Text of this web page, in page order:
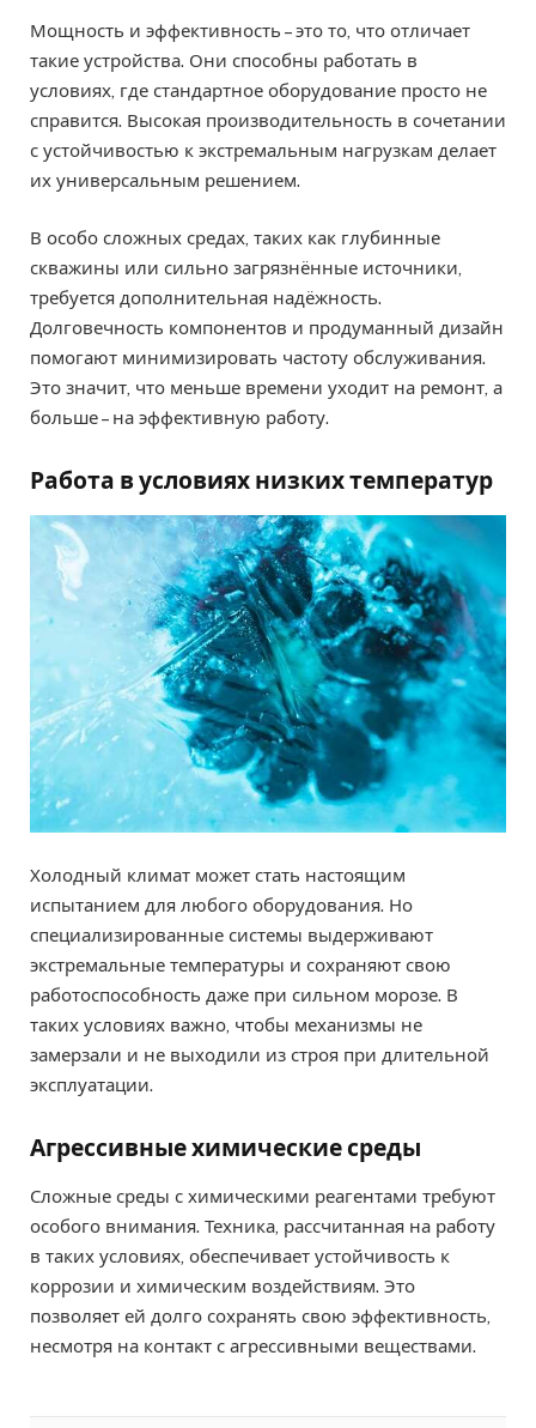
Мощность и эффективность – это то, что отличает
такие устройства. Они способны работать в
условиях, где стандартное оборудование просто не
справится. Высокая производительность в сочетании
с устойчивостью к экстремальным нагрузкам делает
их универсальным решением.
В особо сложных средах, таких как глубинные
скважины или сильно загрязнённые источники,
требуется дополнительная надёжность.
Долговечность компонентов и продуманный дизайн
помогают минимизировать частоту обслуживания.
Это значит, что меньше времени уходит на ремонт, а
больше – на эффективную работу.
Работа в условиях низких температур
Холодный климат может стать настоящим
испытанием для любого оборудования. Но
специализированные системы выдерживают
экстремальные температуры и сохраняют свою
работоспособность даже при сильном морозе. В
таких условиях важно, чтобы механизмы не
замерзали и не выходили из строя при длительной
эксплуатации.
Агрессивные химические среды
Сложные среды с химическими реагентами требуют
особого внимания. Техника, рассчитанная на работу
в таких условиях, обеспечивает устойчивость к
коррозии и химическим воздействиям. Это
позволяет ей долго сохранять свою эффективность,
несмотря на контакт с агрессивными веществами.